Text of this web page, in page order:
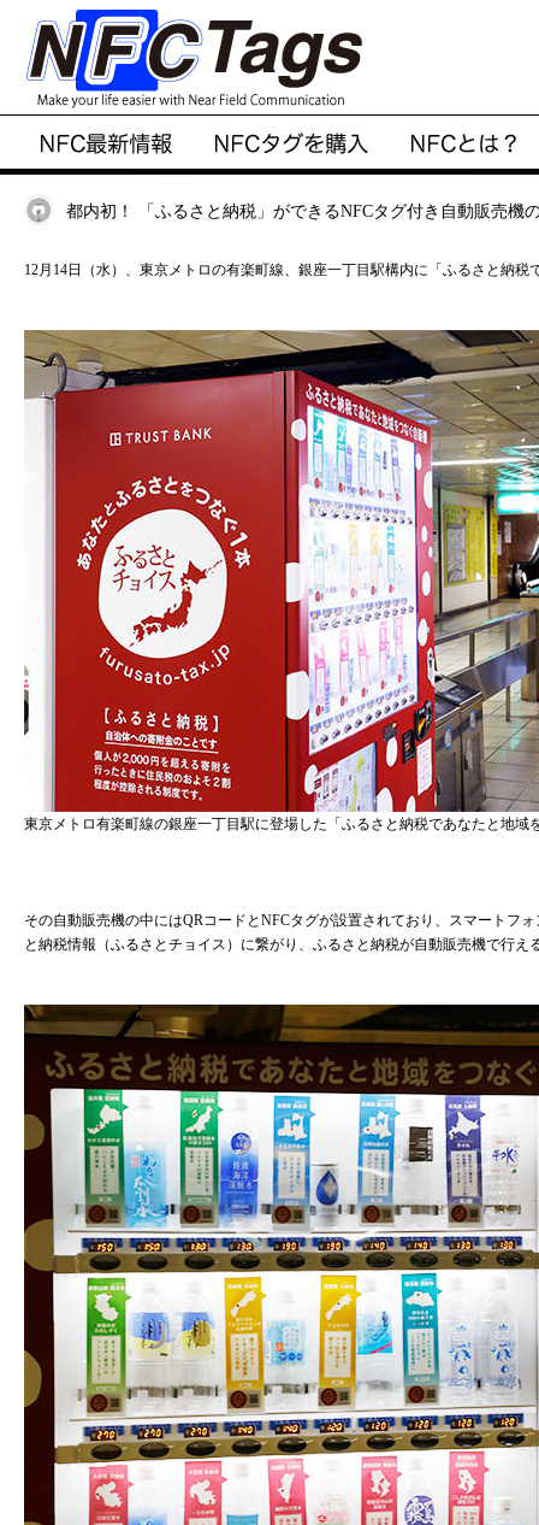
都内初！ 「ふるさと納税」ができるNFCタグ付き自動販売機
12月14日（水）、東京メトロの有楽町線、銀座一丁目駅構内に「ふるさと納
東京メトロ有楽町線の銀座一丁目駅に登場した「ふるさと納税であなたと地域
その自動販売機の中にはQRコードとNFCタグが設置されており、スマートフ
と納税情報（ふるさとチョイス）に繋がり、ふるさと納税が自動販売機で行え